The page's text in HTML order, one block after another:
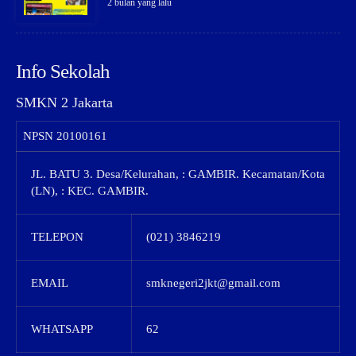
2 bulan yang lalu
Info Sekolah
SMKN 2 Jakarta
NPSN 20100161
JL. BATU 3. Desa/Kelurahan, : GAMBIR. Kecamatan/Kota
(LN), : KEC. GAMBIR.
TELEPON (021) 3846219
EMAIL smknegeri2jkt@gmail.com
WHATSAPP 62